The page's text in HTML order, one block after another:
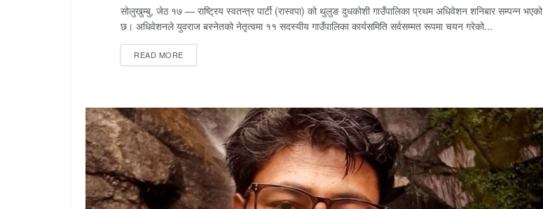
सोलुखुम्बु, जेठ १७ — राष्ट्रिय स्वतन्त्र पार्टी (रास्वपा) को थुलुङ दुधकोशी गाउँपालिका प्रथम अधिवेशन शनिबार सम्पन्न भएको
छ। अधिवेशनले युवराज बस्नेतको नेतृत्वमा ११ सदस्यीय गाउँपालिका कार्यसमिति सर्वसम्मत रूपमा चयन गरेको...
READ MORE